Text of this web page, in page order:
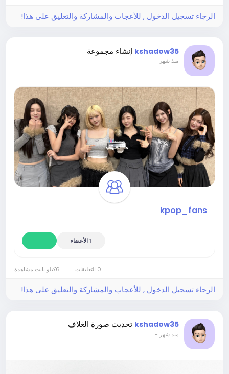
الرجاء تسجيل الدخول , للأعجاب والمشاركة والتعليق على هذا!
kshadow35 إنشاء مجموعة
منذ شهر -
kpop_fans
1 الأعضاء
الرجاء تسجيل الدخول , للأعجاب والمشاركة والتعليق على هذا!
kshadow35 تحديث صورة الغلاف
منذ شهر -